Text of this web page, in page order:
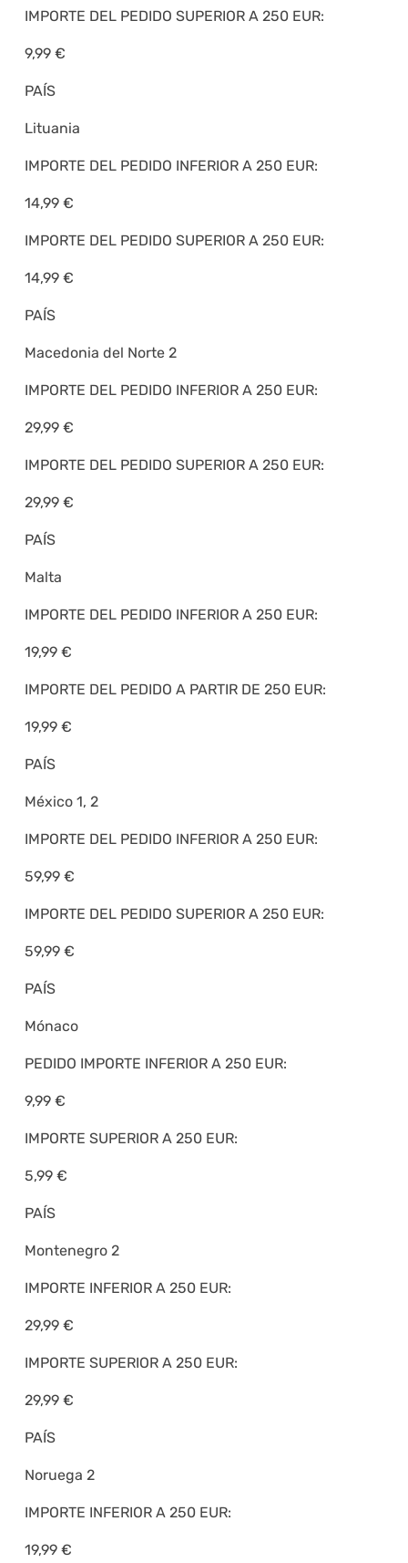
IMPORTE DEL PEDIDO SUPERIOR A 250 EUR:
9,99 €
PAÍS
Lituania
IMPORTE DEL PEDIDO INFERIOR A 250 EUR:
14,99 €
IMPORTE DEL PEDIDO SUPERIOR A 250 EUR:
14,99 €
PAÍS
Macedonia del Norte 2
IMPORTE DEL PEDIDO INFERIOR A 250 EUR:
29,99 €
IMPORTE DEL PEDIDO SUPERIOR A 250 EUR:
29,99 €
PAÍS
Malta
IMPORTE DEL PEDIDO INFERIOR A 250 EUR:
19,99 €
IMPORTE DEL PEDIDO A PARTIR DE 250 EUR:
19,99 €
PAÍS
México 1, 2
IMPORTE DEL PEDIDO INFERIOR A 250 EUR:
59,99 €
IMPORTE DEL PEDIDO SUPERIOR A 250 EUR:
59,99 €
PAÍS
Mónaco
PEDIDO IMPORTE INFERIOR A 250 EUR:
9,99 €
IMPORTE SUPERIOR A 250 EUR:
5,99 €
PAÍS
Montenegro 2
IMPORTE INFERIOR A 250 EUR:
29,99 €
IMPORTE SUPERIOR A 250 EUR:
29,99 €
PAÍS
Noruega 2
IMPORTE INFERIOR A 250 EUR:
19,99 €